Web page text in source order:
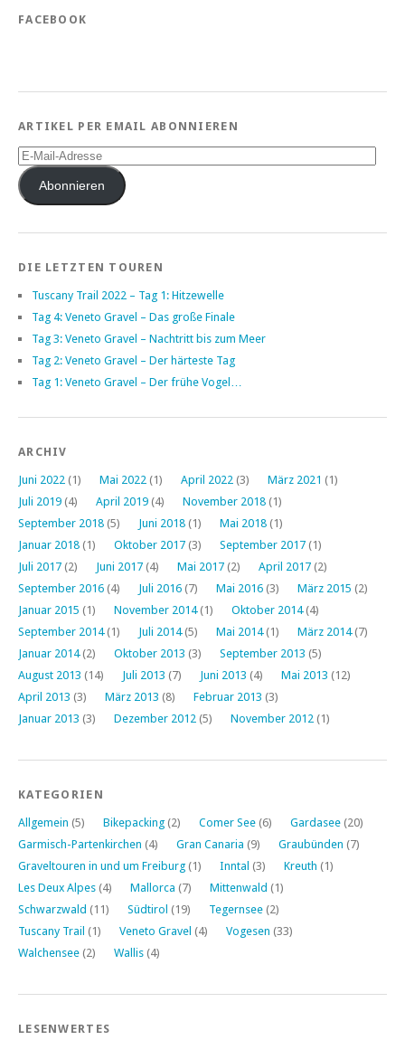
FACEBOOK
ARTIKEL PER EMAIL ABONNIEREN
E-
Mail-
AdresseAbonnieren
DIE LETZTEN TOUREN
Tuscany Trail 2022 – Tag 1: Hitzewelle
Tag 4: Veneto Gravel – Das große Finale
Tag 3: Veneto Gravel – Nachtritt bis zum Meer
Tag 2: Veneto Gravel – Der härteste Tag
Tag 1: Veneto Gravel – Der frühe Vogel…
ARCHIV
Juni 2022 (1) Mai 2022 (1) April 2022 (3) März 2021 (1)
Juli 2019 (4) April 2019 (4) November 2018 (1)
September 2018 (5) Juni 2018 (1) Mai 2018 (1)
Januar 2018 (1) Oktober 2017 (3) September 2017 (1)
Juli 2017 (2) Juni 2017 (4) Mai 2017 (2) April 2017 (2)
September 2016 (4) Juli 2016 (7) Mai 2016 (3) März 2015 (2)
Januar 2015 (1) November 2014(1) Oktober 2014(4)
September 2014(1) Juli 2014(5) Mai 2014(1) März 2014(7)
Januar 2014(2) Oktober 2013 (3) September 2013 (5)
August 2013 (14) Juli 2013 (7) Juni 2013 (4) Mai 2013 (12)
April 2013 (3) März 2013 (8) Februar 2013 (3)
Januar 2013 (3) Dezember 2012 (5) November 2012 (1)
KATEGORIEN
Allgemein (5) Bikepacking (2) Comer See (6) Gardasee (20)
Garmisch-Partenkirchen (4) Gran Canaria (9) Graubünden (7)
Graveltouren in und um Freiburg (1) Inntal (3) Kreuth (1)
Les Deux Alpes (4) Mallorca (7) Mittenwald (1)
Schwarzwald (11) Südtirol (19) Tegernsee (2)
Tuscany Trail (1) Veneto Gravel (4) Vogesen (33)
Walchensee (2) Wallis (4)
LESENWERTES